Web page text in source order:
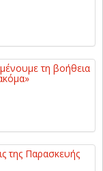
τη βοήθεια
της Παρασκευής